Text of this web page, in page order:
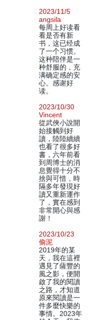
2023/11/5
angsila
每周上好读看
看是否有新
书，这已经成
了一个习惯。
这种陪伴是一
种舒服的，充
满确定感的安
心。感谢好
读。
2023/10/30
Vincent
從武俠小說開
始接觸到好
讀，陸陸續續
也看了很多好
書，六年前看
到周博士的消
息覺得十分不
捨與可惜，時
隔多年發現好
讀又重新運作
了，實在感到
非常開心與感
謝！
2023/10/23
偷泥
2019年的某
天，我在這裡
遇見了薩豐的
風之影，便開
啟了我的閱讀
之路，才知道
原來閱讀是一
件多麼快樂的
事情。2023年